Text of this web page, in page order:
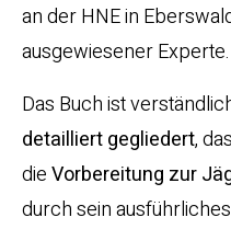
an der HNE in
ausgewiesener Experte.
Das Buch ist
detailliert gegliedert,
dieVorbereitung zur
durch sein